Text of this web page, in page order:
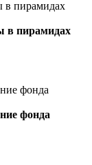
в пирамидах
фонда